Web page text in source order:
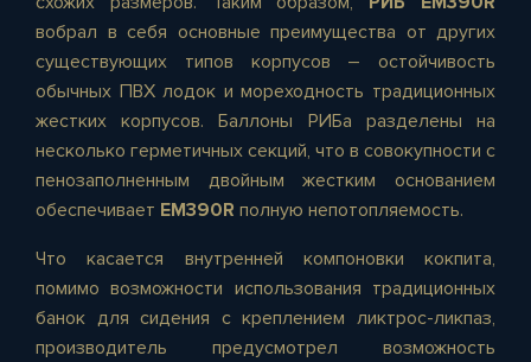
вобрал в себя основные преимущества от других
существующих типов корпусов – остойчивость
обычных ПВХ лодок и мореходность традиционных
жестких корпусов. Баллоны РИБа разделены на
несколько герметичных секций, что в совокупности с
пенозаполненным двойным жестким основанием
обеспечивает EM390R полную непотопляемость.
Что касается внутренней компоновки кокпита,
помимо возможности использования традиционных
банок для сидения с креплением ликтрос-ликпаз,
производитель предусмотрел возможность